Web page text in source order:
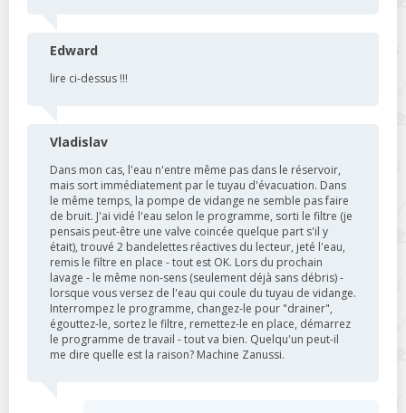
Edward
lire ci-dessus !!!
Vladislav
Dans mon cas, l'eau n'entre même pas dans le réservoir,
mais sort immédiatement par le tuyau d'évacuation. Dans
le même temps, la pompe de vidange ne semble pas faire
de bruit. J'ai vidé l'eau selon le programme, sorti le filtre (je
pensais peut-être une valve coincée quelque part s'il y
était), trouvé 2 bandelettes réactives du lecteur, jeté l'eau,
remis le filtre en place - tout est OK. Lors du prochain
lavage - le même non-sens (seulement déjà sans débris) -
lorsque vous versez de l'eau qui coule du tuyau de vidange.
Interrompez le programme, changez-le pour "drainer",
égouttez-le, sortez le filtre, remettez-le en place, démarrez
le programme de travail - tout va bien. Quelqu'un peut-il
me dire quelle est la raison? Machine Zanussi.